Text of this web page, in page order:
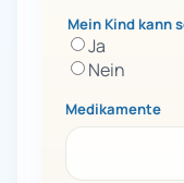
Mein Kind kann
Ja
Nein
Medikamente